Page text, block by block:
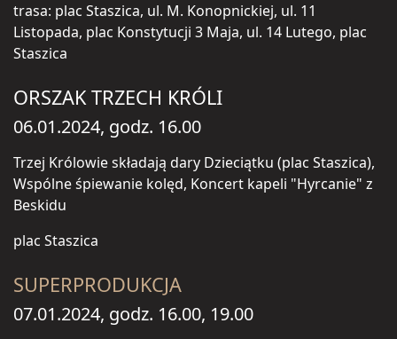
trasa: plac Staszica, ul. M. Konopnickiej, ul. 11
Listopada, plac Konstytucji 3 Maja, ul. 14 Lutego, plac
Staszica
ORSZAK TRZECH KRÓLI
06.01.2024, godz. 16.00
Trzej Królowie składają dary Dzieciątku (plac Staszica),
Wspólne śpiewanie kolęd, Koncert kapeli "Hyrcanie" z
Beskidu
plac Staszica
SUPERPRODUKCJA
07.01.2024, godz. 16.00, 19.00